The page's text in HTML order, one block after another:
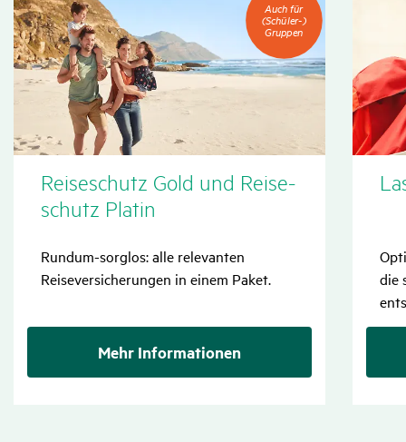
Auch
für
(Schüler-)
Gruppen
Auch für
(Schüler-)
Gruppen
Reise­schutz Gold und Reise­
schutz Platin
Rundum-sorglos: alle relevanten
Reiseversicherungen in einem Paket.
Mehr Informationen
die